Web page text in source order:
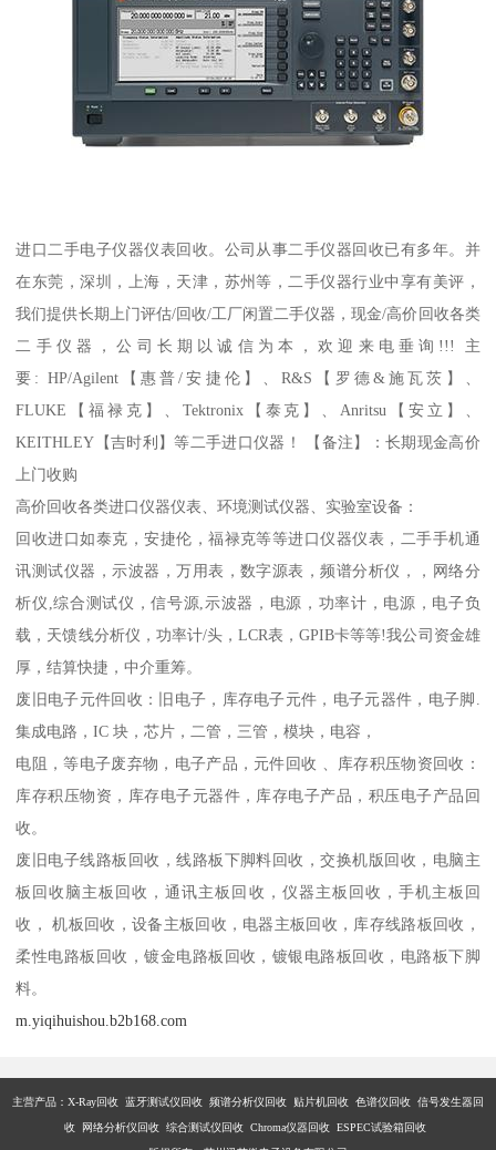
进口二手电子仪器仪表回收。公司从事二手仪器回收已有多年。并
在东莞，深圳，上海，天津，苏州等，二手仪器行业中享有美评，
我们提供长期上门评估/回收/工厂闲置二手仪器，现金/高价回收各类
二手仪器，公司长期以诚信为本，欢迎来电垂询!!! 主
要: HP/Agilent【惠普/安捷伦】、R&S【罗德&施瓦茨】、
FLUKE【福禄克】、Tektronix【泰克】、Anritsu【安立】、
KEITHLEY【吉时利】等二手进口仪器！ 【备注】：长期现金高价
上门收购
高价回收各类进口仪器仪表、环境测试仪器、实验室设备：
回收进口如泰克，安捷伦，福禄克等等进口仪器仪表，二手手机通
讯测试仪器，示波器，万用表，数字源表，频谱分析仪，，网络分
析仪,综合测试仪，信号源,示波器，电源，功率计，电源，电子负
载，天馈线分析仪，功率计/头，LCR表，GPIB卡等等!我公司资金雄
厚，结算快捷，中介重筹。
废旧电子元件回收：旧电子，库存电子元件，电子元器件，电子脚.
集成电路，IC 块，芯片，二管，三管，模块，电容，
电阻，等电子废弃物，电子产品，元件回收 、库存积压物资回收：
库存积压物资，库存电子元器件，库存电子产品，积压电子产品回
收。
废旧电子线路板回收，线路板下脚料回收，交换机版回收，电脑主
板回收脑主板回收，通讯主板回收，仪器主板回收，手机主板回
收， 机板回收，设备主板回收，电器主板回收，库存线路板回收，
柔性电路板回收，镀金电路板回收，镀银电路板回收，电路板下脚
料。
m.yiqihuishou.b2b168.com
主营产品：X-Ray回收 蓝牙测试仪回收 频谱分析仪回收 贴片机回收 色谱仪回收 信号发生器回
收 网络分析仪回收 综合测试仪回收 Chroma仪器回收 ESPEC试验箱回收